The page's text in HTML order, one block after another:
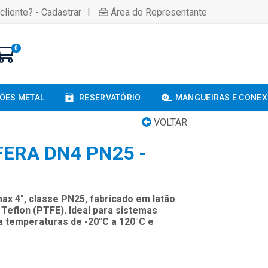
- Cadastrar | Área do Representante
0
METAL RESERVATÓRIO MANGUEIRAS E
VOLTAR
DN4 PN25 -
4", classe PN25, fabricado em latão
(PTFE). Ideal para sistemas
de -20°C a 120°C e